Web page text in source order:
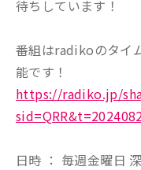
待ちしています！
番組はradikoのタイ
能です！
https://radiko.jp/
日時 ： 毎週金曜日